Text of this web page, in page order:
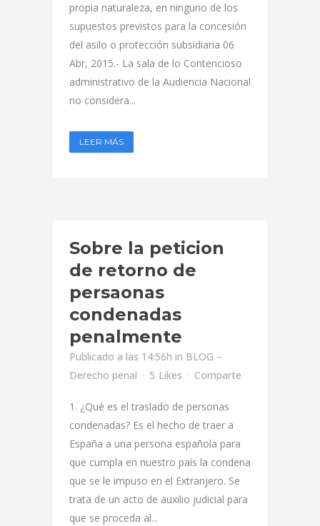
propia naturaleza, en ninguno de los
supuestos previstos para la concesión
del asilo o protección subsidiaria 06
Abr, 2015.- La sala de lo Contencioso
administrativo de la Audiencia Nacional
no considera...
LEER MÁS
Sobre la peticion
de retorno de
persaonas
condenadas
penalmente
Publicado a las 14:56h in BLOG –
Derecho penal
5 Likes Comparte
1. ¿Qué es el traslado de personas
condenadas? Es el hecho de traer a
España a una persona española para
que cumpla en nuestro país la condena
que se le impuso en el Extranjero. Se
trata de un acto de auxilio judicial para
que se proceda al...